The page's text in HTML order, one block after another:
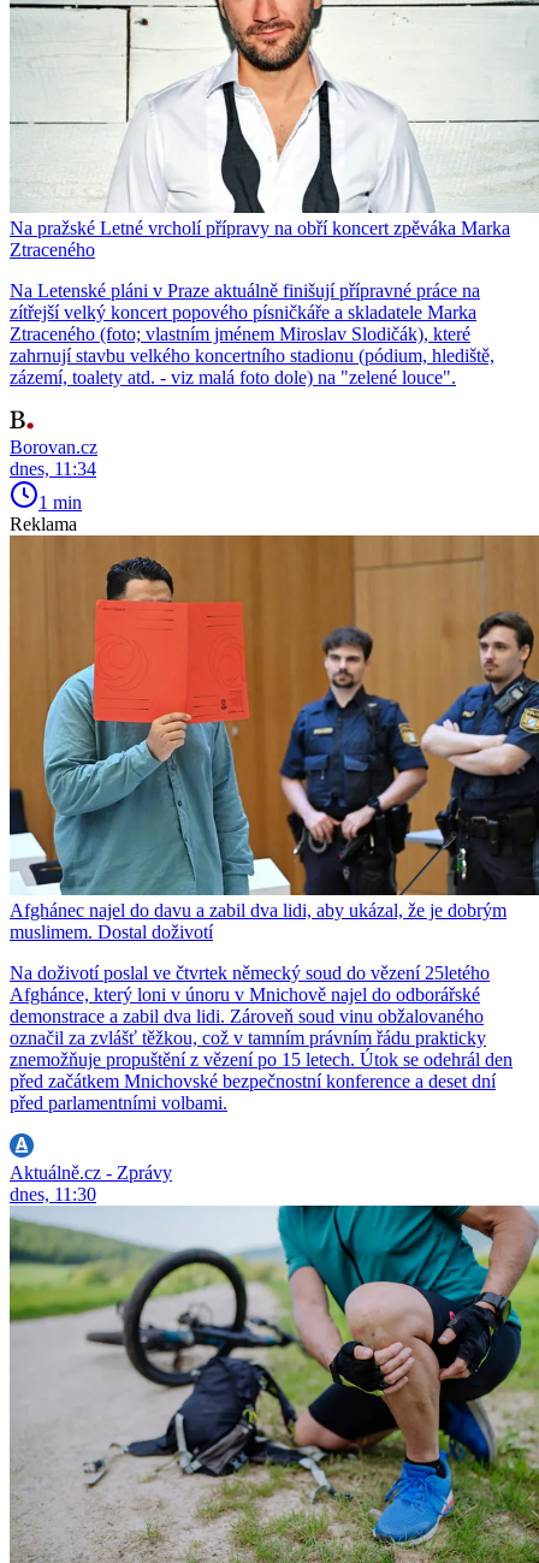
Na pražské Letné vrcholí přípravy na obří koncert zpěváka Marka
Ztraceného
Na Letenské pláni v Praze aktuálně finišují přípravné práce na
zítřejší velký koncert popového písničkáře a skladatele Marka
Ztraceného (foto; vlastním jménem Miroslav Slodičák), které
zahrnují stavbu velkého koncertního stadionu (pódium, hlediště,
zázemí, toalety atd. - viz malá foto dole) na "zelené louce".
Borovan.cz
dnes, 11:34
1 min
Reklama
Afghánec najel do davu a zabil dva lidi, aby ukázal, že je dobrým
muslimem. Dostal doživotí
Na doživotí poslal ve čtvrtek německý soud do vězení 25letého
Afghánce, který loni v únoru v Mnichově najel do odborářské
demonstrace a zabil dva lidi. Zároveň soud vinu obžalovaného
označil za zvlášť těžkou, což v tamním právním řádu prakticky
znemožňuje propuštění z vězení po 15 letech. Útok se odehrál den
před začátkem Mnichovské bezpečnostní konference a deset dní
před parlamentními volbami.
Aktuálně.cz - Zprávy
dnes, 11:30